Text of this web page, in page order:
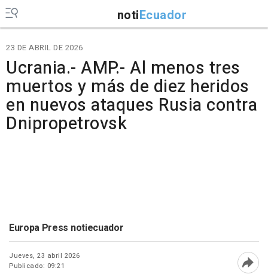
notiEcuador
23 DE ABRIL DE 2026
Ucrania.- AMP.- Al menos tres
muertos y más de diez heridos
en nuevos ataques Rusia contra
Dnipropetrovsk
Europa Press notiecuador
Jueves, 23 abril 2026
Publicado: 09:21